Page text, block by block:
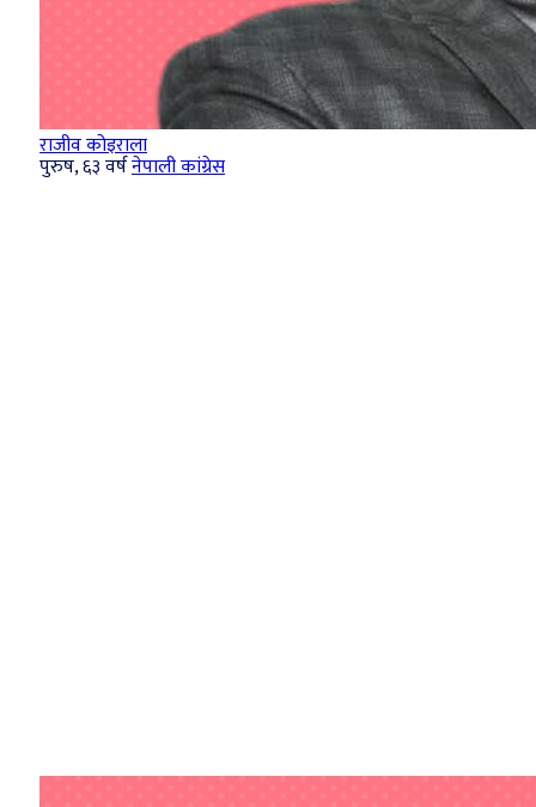
राजीव कोइराला
पुरुष, ६३ वर्षनेपाली कांग्रेस